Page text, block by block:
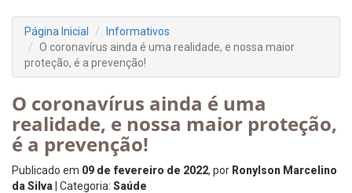
Página Inicial
Informativos
O coronavírus ainda é uma realidade, e nossa maior
proteção, é a prevenção!
O coronavírus ainda é uma
realidade, e nossa maior proteção,
é a prevenção!
Publicado em 09 de fevereiro de 2022, por Ronylson Marcelino
da Silva | Categoria: Saúde